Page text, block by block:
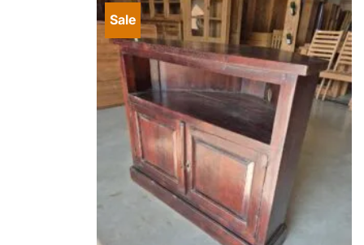
Sale